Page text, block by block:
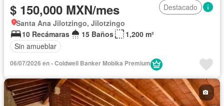
$ 150,000 MXN/mes
Destacado
Santa Ana Jilotzingo, Jilotzingo
10 Recámaras
15 Baños
1,200 m²
Sin amueblar
06/07/2026 en - Coldwell Banker Mobika Premium